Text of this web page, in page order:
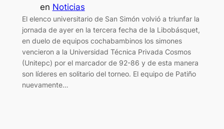
en Noticias
El elenco universitario de San Simón volvió a triunfar la
jornada de ayer en la tercera fecha de la Libobásquet,
en duelo de equipos cochabambinos los simones
vencieron a la Universidad Técnica Privada Cosmos
(Unitepc) por el marcador de 92-86 y de esta manera
son líderes en solitario del torneo. El equipo de Patiño
nuevamente…